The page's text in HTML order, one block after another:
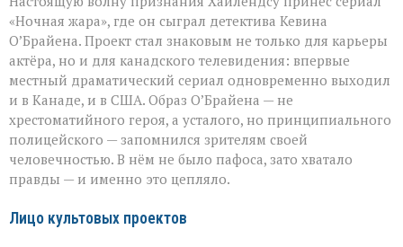
«Ночная жара», где он сыграл детектива Кевина
О’Брайена. Проект стал знаковым не только для карьеры
актёра, но и для канадского телевидения: впервые
местный драматический сериал одновременно выходил
и в Канаде, и в США. Образ О’Брайена — не
хрестоматийного героя, а усталого, но принципиального
полицейского — запомнился зрителям своей
человечностью. В нём не было пафоса, зато хватало
правды — и именно это цепляло.
Лицо культовых проектов